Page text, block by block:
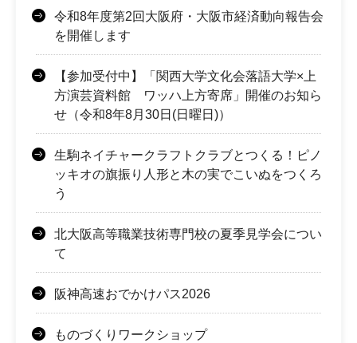
令和8年度第2回大阪府・大阪市経済動向報告会
を開催します
【参加受付中】「関西大学文化会落語大学×上
方演芸資料館 ワッハ上方寄席」開催のお知ら
せ（令和8年8月30日(日曜日)）
生駒ネイチャークラフトクラブとつくる！ピノ
ッキオの旗振り人形と木の実でこいぬをつくろ
う
北大阪高等職業技術専門校の夏季見学会につい
て
阪神高速おでかけパス2026
ものづくりワークショップ